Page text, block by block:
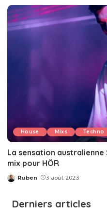
House Mixs Techno
La sensation australienne
mix pour HÖR
Posted
Ruben 3 août 2023
Derniers articles